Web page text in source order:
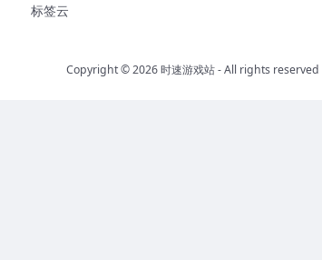
标签云
Copyright © 2026时速游戏站- All rights reserved